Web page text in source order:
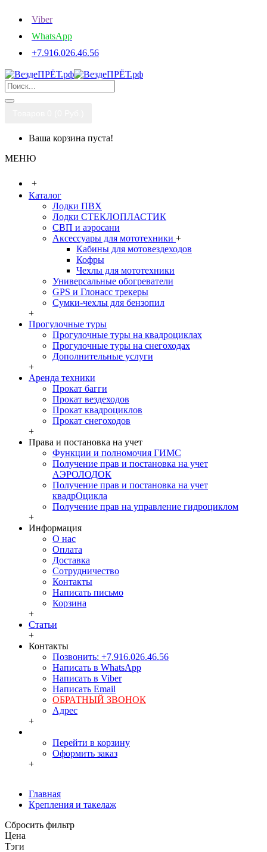
Viber
WhatsApp
+7.916.026.46.56
Ваша корзина пуста!
МЕНЮ
+
Каталог
Лодки ПВХ
Лодки СТЕКЛОПЛАСТИК
СВП и аэросани
Аксессуары для мототехники +
Кабины для мотовездеходов
Кофры
Чехлы для мототехники
Универсальные обогреватели
GPS и Глонасс трекеры
Сумки-чехлы для бензопил
+
Прогулочные туры
Прогулочные туры на квадроциклах
Прогулочные туры на снегоходах
Дополнительные услуги
+
Аренда техники
Прокат багги
Прокат вездеходов
Прокат квадроциклов
Прокат снегоходов
+
Права и постановка на учет
Функции и полномочия ГИМС
Получение прав и постановка на учет
АЭРОЛОДОК
Получение прав и постановка на учет
квадрОцикла
Получение прав на управление гидроциклом
+
Информация
О нас
Оплата
Доставка
Сотрудничество
Контакты
Написать письмо
Корзина
+
Статьи
+
Контакты
Позвонить: +7.916.026.46.56
Написать в WhatsApp
Написать в Viber
Написать Email
ОБРАТНЫЙ ЗВОНОК
Адрес
+
Перейти в корзину
Оформить заказ
+
Главная
Крепления и такелаж
Сбросить фильтр
Цена
Тэги